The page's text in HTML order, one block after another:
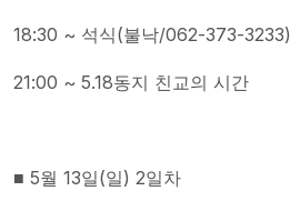
18:30 ~ 석식(불낙/062-373-3233)
21:00 ~ 5.18동지 친교의 시간
■ 5월 13일(일) 2일차